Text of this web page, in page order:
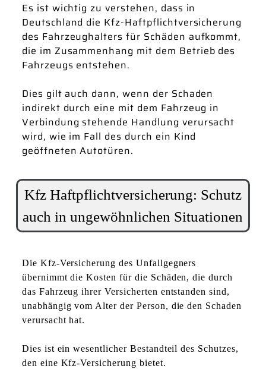
Es ist wichtig zu verstehen, dass in
Deutschland die Kfz-Haftpflichtversicherung
des Fahrzeughalters für Schäden aufkommt,
die im Zusammenhang mit dem Betrieb des
Fahrzeugs entstehen.
Dies gilt auch dann, wenn der Schaden
indirekt durch eine mit dem Fahrzeug in
Verbindung stehende Handlung verursacht
wird, wie im Fall des durch ein Kind
geöffneten Autotüren.
Kfz Haftpflichtversicherung: Schutz
auch in ungewöhnlichen Situationen
Die Kfz-Versicherung des Unfallgegners
übernimmt die Kosten für die Schäden, die durch
das Fahrzeug ihrer Versicherten entstanden sind,
unabhängig vom Alter der Person, die den Schaden
verursacht hat.
Dies ist ein wesentlicher Bestandteil des Schutzes,
den eine Kfz-Versicherung bietet.